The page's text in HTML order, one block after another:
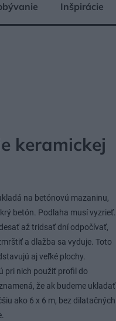
Inšpirácie
keramickej
na betónovú mazaninu,
betón. Podlaha musí vyzrieť.
až tridsať dní odpočívať,
a dlažba sa vyduje. Toto
aj veľké plochy.
pri nich použiť profil do
že ak budeme ukladať
ako 6 x 6 m, bez dilatačných